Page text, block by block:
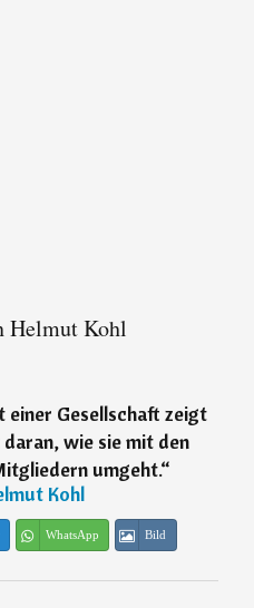
Helmut Kohl
einer Gesellschaft zeigt
wie sie mit den
umgeht.“
Kohl
WhatsApp Bild